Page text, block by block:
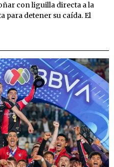
con liguilla directa a la
para detener su caída. El